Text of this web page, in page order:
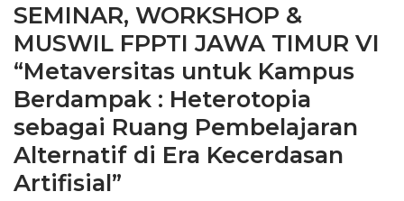
Home
Profil
Sekapur Sirih
Visi Misi
ANGGARAN DASAR FPPTI
ANGGARAN RUMAH TANGGA FPPTI
FPPTI Wilayah
Keanggotaan
Alur Pendaftaran Anggota
Form Pendaftaran
Webinar
Makalah
Jurnal FPPTI
SEMINAR, WORKSHOP &
MUSWIL FPPTI JAWA TIMUR VI
“Metaversitas untuk Kampus
Berdampak : Heterotopia
sebagai Ruang Pembelajaran
Alternatif di Era Kecerdasan
Artifisial”